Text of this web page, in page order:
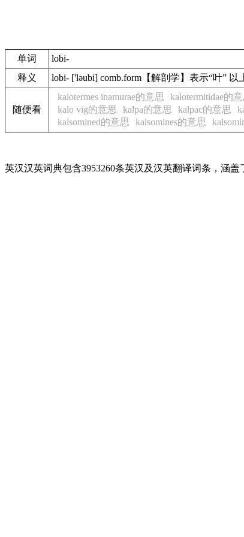
单词
lobi-
释义
lobi- ['ləubi] comb.form【解剖学】表示“叶” 以
随便看
kalotermes inamurae的意思 kalotermitidae的
kalo vig的意思
kalpa的意思 kalpac的意思
kalsomined的意思
kalsomines的意思
英汉汉英词典包含3953260条英汉及汉英翻译词条，涵